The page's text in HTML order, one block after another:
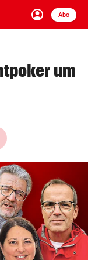
account_circle
Anmelden
Abo
close Schließen
arrow_right
um